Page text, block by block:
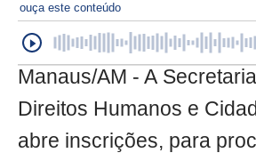
ouça este conteúdo
Manaus/AM - A
Direitos Humanos e
abre inscrições, para